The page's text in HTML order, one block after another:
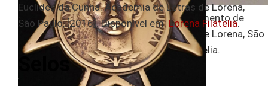
MEDALHA do Sesquicentenário de Nascimento de
Euclides da Cunha. Academia de Letras de Lorena, São
Paulo, [2016]. Disponível em: Lorena Filatelia.
Euclides da Cunha. Academia de Letras de Lorena,
São Paulo, [2016]. Disponível em: Lorena Filatelia.
Selos